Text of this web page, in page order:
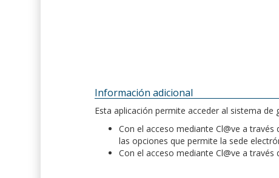
Información adicional
Esta aplicación permite acceder al sistema
Con el acceso mediante Cl@ve a
las opciones que permite la sede
Con el acceso mediante Cl@ve a